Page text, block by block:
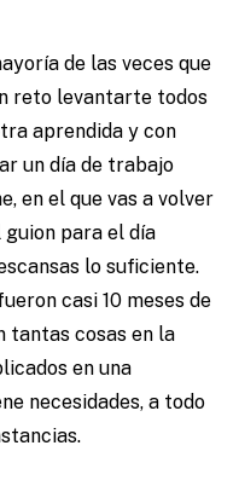
de las veces que
reto levantarte todos
aprendida y con
un día de trabajo
en el que vas a volver
para el día
lo suficiente.
casi 10 meses de
tantas cosas en la
en una
necesidades, a todo